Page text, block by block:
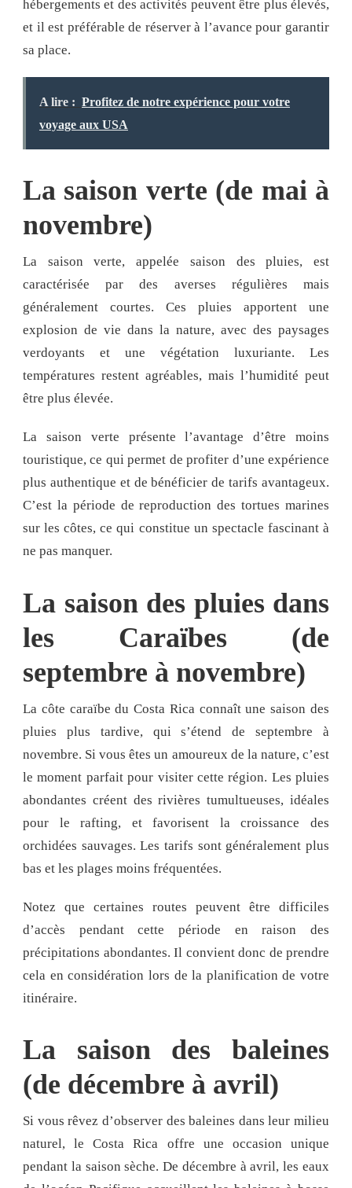
hébergements et des activités peuvent être plus élevés,
et il est préférable de réserver à l’avance pour garantir
sa place.
A lire : Profitez de notre expérience pour votre
voyage aux USA
La saison verte (de mai à
novembre)
La saison verte, appelée saison des pluies, est
caractérisée par des averses régulières mais
généralement courtes. Ces pluies apportent une
explosion de vie dans la nature, avec des paysages
verdoyants et une végétation luxuriante. Les
températures restent agréables, mais l’humidité peut
être plus élevée.
La saison verte présente l’avantage d’être moins
touristique, ce qui permet de profiter d’une expérience
plus authentique et de bénéficier de tarifs avantageux.
C’est la période de reproduction des tortues marines
sur les côtes, ce qui constitue un spectacle fascinant à
ne pas manquer.
La saison des pluies dans
les Caraïbes (de
septembre à novembre)
La côte caraïbe du Costa Rica connaît une saison des
pluies plus tardive, qui s’étend de septembre à
novembre. Si vous êtes un amoureux de la nature, c’est
le moment parfait pour visiter cette région. Les pluies
abondantes créent des rivières tumultueuses, idéales
pour le rafting, et favorisent la croissance des
orchidées sauvages. Les tarifs sont généralement plus
bas et les plages moins fréquentées.
Notez que certaines routes peuvent être difficiles
d’accès pendant cette période en raison des
précipitations abondantes. Il convient donc de prendre
cela en considération lors de la planification de votre
itinéraire.
La saison des baleines
(de décembre à avril)
Si vous rêvez d’observer des baleines dans leur milieu
naturel, le Costa Rica offre une occasion unique
pendant la saison sèche. De décembre à avril, les eaux